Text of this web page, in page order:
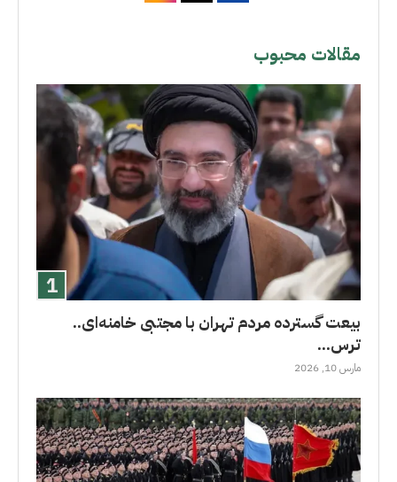
مقالات محبوب
بیعت گسترده مردم تهران با مجتبی خامنه‌ای..
ترس...
مارس 10, 2026